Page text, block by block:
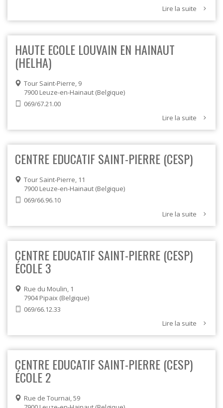
Lire la suite
HAUTE ECOLE LOUVAIN EN HAINAUT
(HELHA)
Tour Saint-Pierre, 9
7900 Leuze-en-Hainaut Belgique
069/67.21.00
Lire la suite
CENTRE EDUCATIF SAINT-PIERRE (CESP)
Tour Saint-Pierre, 11
7900 Leuze-en-Hainaut Belgique
069/66.96.10
Lire la suite
CENTRE EDUCATIF SAINT-PIERRE (CESP)
ÉCOLE 3
Rue du Moulin, 1
7904 Pipaix Belgique
069/66.12.33
Lire la suite
CENTRE EDUCATIF SAINT-PIERRE (CESP)
ÉCOLE 2
Rue de Tournai, 59